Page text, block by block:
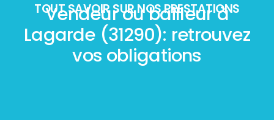
TOUT SAVOIR SUR NOS PRESTATIONS
Vendeur ou bailleur à
Lagarde (31290): retrouvez
vos obligations